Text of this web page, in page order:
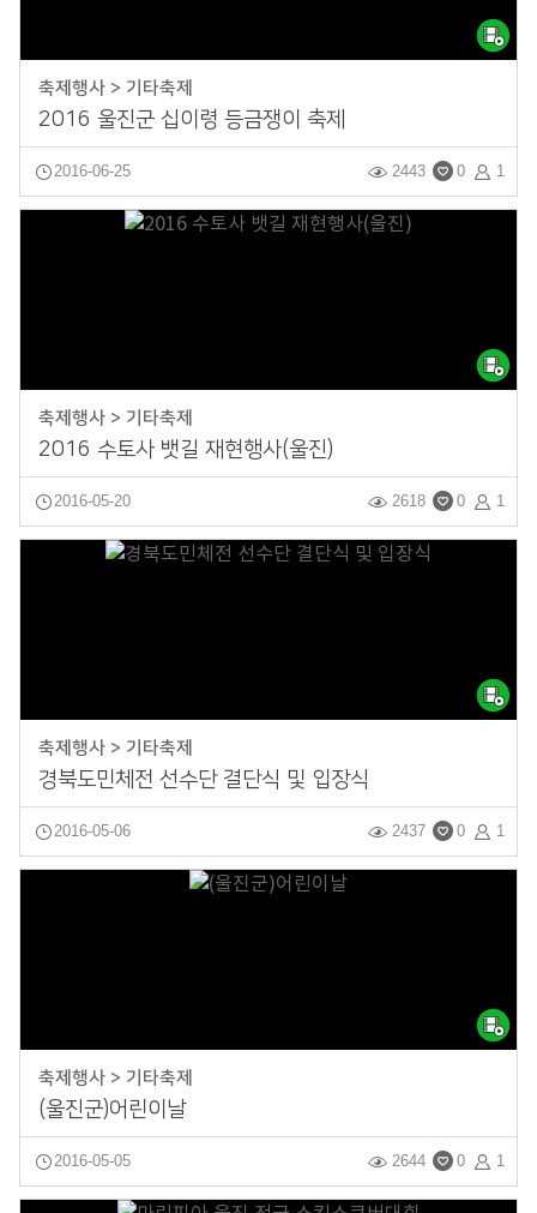
축제행사 > 기타축제
2016 울진군 십이령 등금쟁이 축제
2016-06-25 1
0
2443
축제행사 > 기타축제
2016 수토사 뱃길 재현행사(울진)
2016-05-20 1
0
2618
축제행사 > 기타축제
경북도민체전 선수단 결단식 및 입장식
2016-05-06 1
0
2437
축제행사 > 기타축제
(울진군)어린이날
2016-05-05 1
0
2644